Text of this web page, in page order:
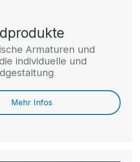
Armaturen und
individuelle und
Mehr Infos